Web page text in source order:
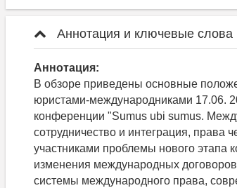
Аннотация и ключевые слова
Аннотация:
В обзоре приведены основные
юристами-международниками 17.06.
конференции "Sumus ubi sumus.
сотрудничество и интеграция,
участниками проблемы нового этапа
изменения международных
системы международного права,